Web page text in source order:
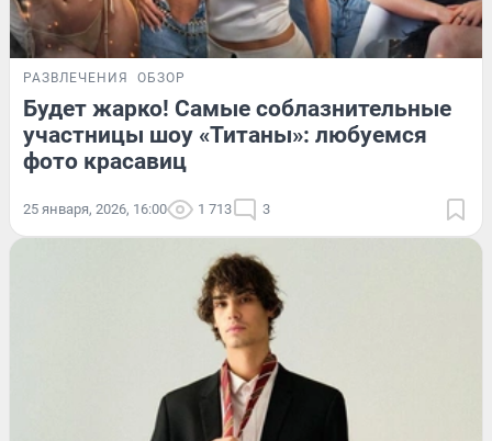
РАЗВЛЕЧЕНИЯ ОБЗОР
Будет жарко! Самые соблазнительные
участницы шоу «Титаны»: любуемся
фото красавиц
25 января, 2026, 16:00 1 713 3